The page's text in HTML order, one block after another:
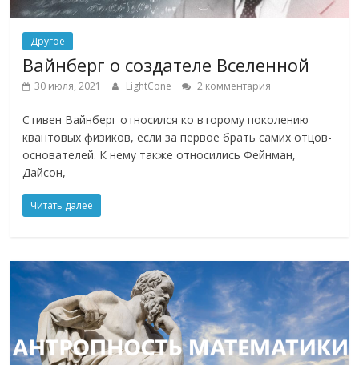
Другое
Вайнберг о создателе Вселенной
30 июля, 2021 LightCone 2 комментария
Стивен Вайнберг относился ко второму поколению
квантовых физиков, если за первое брать самих отцов-
основателей. К нему также относились Фейнман,
Дайсон,
Читать далее